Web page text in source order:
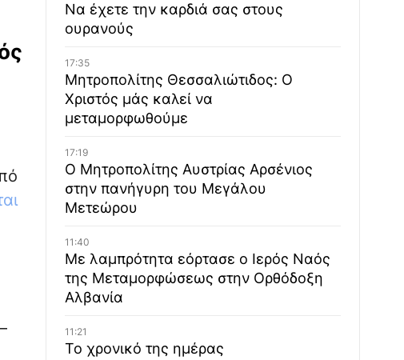
Να έχετε την καρδιά σας στους
ουρανούς
17:35
Μητροπολίτης Θεσσαλιώτιδος: Ο
Χριστός μάς καλεί να
μεταμορφωθούμε
17:19
Ο Μητροπολίτης Αυστρίας Αρσένιος
στην πανήγυρη του Μεγάλου
Μετεώρου
11:40
Με λαμπρότητα εόρτασε ο Ιερός Ναός
της Μεταμορφώσεως στην Ορθόδοξη
Αλβανία
11:21
Το χρονικό της ημέρας